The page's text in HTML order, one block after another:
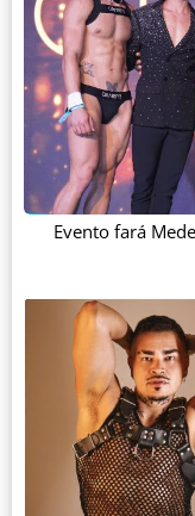
Evento fará